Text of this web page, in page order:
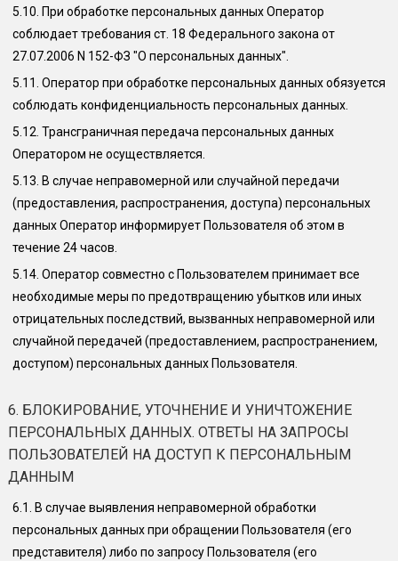
5.10. При обработке персональных данных Оператор
соблюдает требования ст. 18 Федерального закона от
27.07.2006 N 152-ФЗ "О персональных данных".
5.11. Оператор при обработке персональных данных обязуется
соблюдать конфиденциальность персональных данных.
5.12. Трансграничная передача персональных данных
Оператором не осуществляется.
5.13. В случае неправомерной или случайной передачи
(предоставления, распространения, доступа) персональных
данных Оператор информирует Пользователя об этом в
течение 24 часов.
5.14. Оператор совместно с Пользователем принимает все
необходимые меры по предотвращению убытков или иных
отрицательных последствий, вызванных неправомерной или
случайной передачей (предоставлением, распространением,
доступом) персональных данных Пользователя.
6. БЛОКИРОВАНИЕ, УТОЧНЕНИЕ И УНИЧТОЖЕНИЕ
ПЕРСОНАЛЬНЫХ ДАННЫХ. ОТВЕТЫ НА ЗАПРОСЫ
ПОЛЬЗОВАТЕЛЕЙ НА ДОСТУП К ПЕРСОНАЛЬНЫМ
ДАННЫМ
6.1.
В случае выявления неправомерной обработки
персональных данных при обращении Пользователя (его
представителя) либо по запросу Пользователя (его